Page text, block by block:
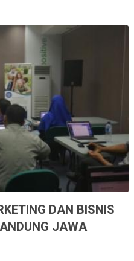
DAN BISNIS
JAWA